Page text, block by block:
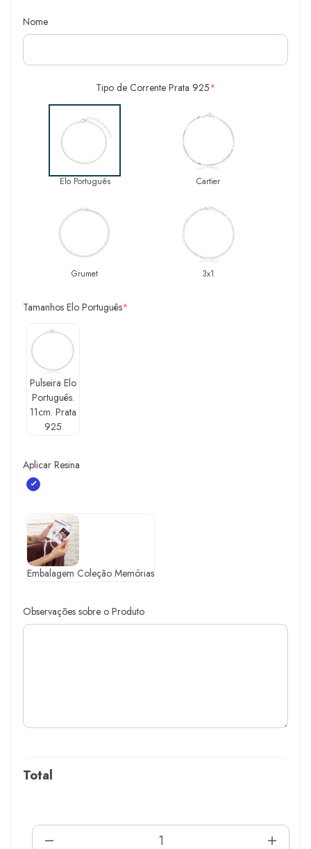
Nome
Tipo de Corrente Prata 925*
Elo Português Cartier
Grumet 3x1
Tamanhos Elo Português*
Pulseira Elo
Português.
11cm. Prata
925
Aplicar Resina
Embalagem Coleção Memórias
Observações sobre o Produto
Total